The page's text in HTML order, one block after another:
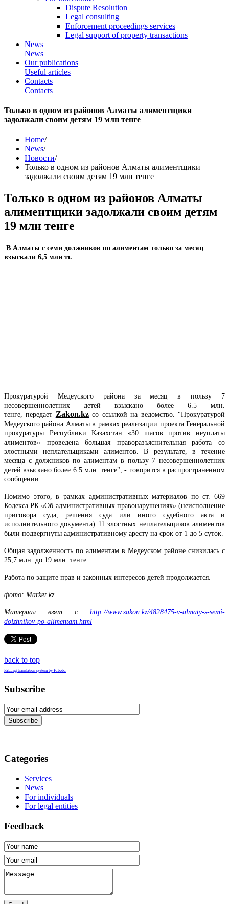
Dispute Resolution
Legal consulting
Enforcement proceedings services
Legal support of property transactions
News
News
Our publications
Useful articles
Contacts
Contacts
Только в одном из районов Алматы алиментщики
задолжали своим детям 19 млн тенге
Home/
News/
Новости/
Только в одном из районов Алматы алиментщики
задолжали своим детям 19 млн тенге
Только в одном из районов Алматы
алиментщики задолжали своим детям
19 млн тенге
В Алматы с семи должников по алиментам только за месяц
взыскали 6,5 млн тг.
Прокуратурой Медеуского района за месяц в пользу 7
несовершеннолетних детей взыскано более 6.5 млн.
тенге, передает Zakon.kzсо ссылкой на ведомство. "Прокуратурой
Медеуского района Алматы в рамках реализации проекта Генеральной
прокуратуры Республики Казахстан «30 шагов против неуплаты
алиментов» проведена большая праворазъяснительная работа со
злостными неплательщиками алиментов. В результате, в течение
месяца с должников по алиментам в пользу 7 несовершеннолетних
детей взыскано более 6.5 млн. тенге", - говорится в распространенном
сообщении.
Помимо этого, в рамках административных материалов по ст. 669
Кодекса РК «Об административных правонарушениях» (неисполнение
приговора суда, решения суда или иного судебного акта и
исполнительного документа) 11 злостных неплательщиков алиментов
были подвергнуты административному аресту на срок от 1 до 5 суток.
Общая задолженность по алиментам в Медеуском районе снизилась с
25,7 млн. до 19 млн. тенге.
Работа по защите прав и законных интересов детей продолжается.
фото: Market.kz
Материал взят с http://www.zakon.kz/4828475-v-almaty-s-semi-
dolzhnikov-po-alimentam.html
back to top
FaLang translation system by Faboba
Subscribe
Subscribe
Categories
Services
News
For individuals
For legal entities
Feedback